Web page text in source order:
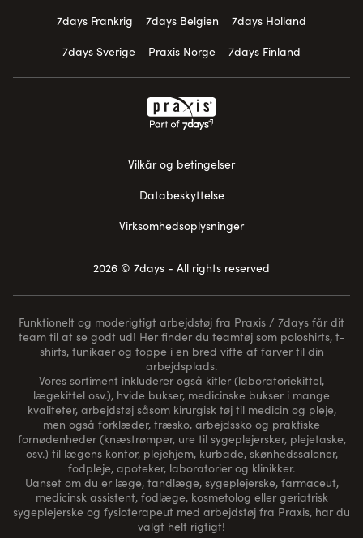
7days Frankrig
7days Belgien
7days Holland
7days Sverige
Praxis Norge 7days Finland
Vilkår og betingelser
Databeskyttelse
Virksomhedsoplysninger
2026 © 7days - All rights reserved
Funktionelt og moderigtigt arbejdstøj fra Praxis / 7days får dit
team til at se godt ud! Her finder du teamtøj som poloshirts, t-
shirts, tunikaer og toppe i en bred vifte af farver til din
arbejdsplads.
Vores sortiment inkluderer også kitler (laboratoriekittel,
lægekittel osv.), hvide bukser, medicinske bukser i mange
kvaliteter, arbejdstøj såsom kirurgisk tøj til medicin og pleje,
men også forklæder, træsko, arbejdssko og praktiske
fornødenheder (knæstrømper, ure til sygeplejersker, plejetaske,
osv.) til lægens kontor, plejehjem, kurbade, skønhedssaloner,
fodpleje, apoteker, laboratorier og klinikker.
Uanset om du er læge, tandlæge, sygeplejerske, farmaceut,
medicinsk assistent, fodlæge, kosmetolog eller geriatrisk
sygeplejerske og fysioterapeut med arbejdstøj fra Praxis, har du
valgt helt rigtigt!